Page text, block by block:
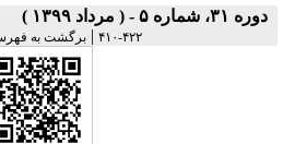
دوره ۳۱، شماره ۵ - ( مرداد ۱۳۹۹ )
۴۲۲-۴۱۰
| برگشت به